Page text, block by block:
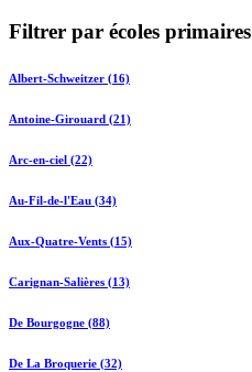
Filtrer par écoles primaires
Albert-Schweitzer (16)
Antoine-Girouard (21)
Arc-en-ciel (22)
Au-Fil-de-l'Eau (34)
Aux-Quatre-Vents (15)
Carignan-Salières (13)
De Bourgogne (88)
De La Broquerie (32)